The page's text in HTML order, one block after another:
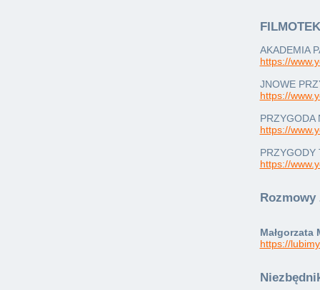
AKADEMIA
https://
JNOWE
https://
PRZYGODA
https://
PRZYGODY
https://
Małgorzata
https://